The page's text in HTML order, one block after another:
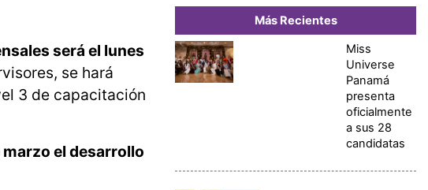
será el lunes
se hará
3 de capacitación
marzo el desarrollo
Más Recientes
Miss
Universe
Panamá
presenta
oficialmente
a sus 28
candidatas